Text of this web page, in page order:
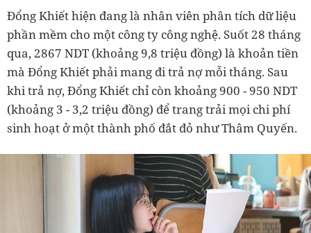
Đổng Khiết hiện đang là nhân viên phân tích dữ liệu
phần mềm cho một công ty công nghệ. Suốt 28 tháng
qua, 2867 NDT (khoảng 9,8 triệu đồng) là khoản tiền
mà Đổng Khiết phải mang đi trả nợ mỗi tháng. Sau
khi trả nợ, Đổng Khiết chỉ còn khoảng 900 - 950 NDT
(khoảng 3 - 3,2 triệu đồng) để trang trải mọi chi phí
sinh hoạt ở một thành phố đắt đỏ như Thâm Quyến.